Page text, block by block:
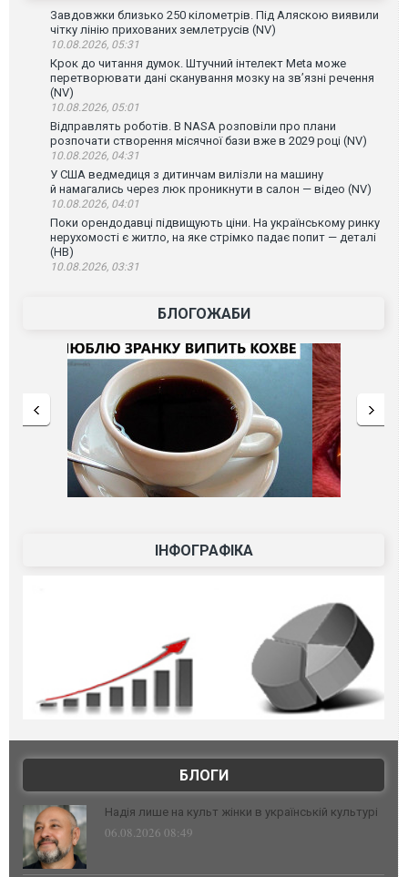
Завдовжки близько 250 кілометрів. Під Аляскою виявили
чітку лінію прихованих землетрусів (NV)
10.08.2026, 05:31
Крок до читання думок. Штучний інтелект Meta може
перетворювати дані сканування мозку на зв’язні речення
(NV)
10.08.2026, 05:01
Відправлять роботів. В NASA розповіли про плани
розпочати створення місячної бази вже в 2029 році (NV)
10.08.2026, 04:31
У США ведмедиця з дитинчам вилізли на машину
й намагались через люк проникнути в салон — відео (NV)
10.08.2026, 04:01
Поки орендодавці підвищують ціни. На українському ринку
нерухомості є житло, на яке стрімко падає попит — деталі
(НВ)
10.08.2026, 03:31
БЛОГОЖАБИ
ІНФОГРАФІКА
БЛОГИ
Надія лише на культ жінки в українській культурі
06.08.2026 08:49